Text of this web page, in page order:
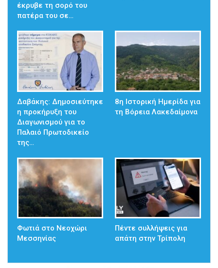
έκρυβε τη σορό του
πατέρα του σε…
Δαβάκης: Δημοσιεύτηκε
η προκήρυξη του
Διαγωνισμού για το
Παλαιό Πρωτοδικείο
της…
8η Ιστορική Ημερίδα για
τη Βόρεια Λακεδαίμονα
Φωτιά στο Νεοχώρι
Μεσσηνίας
Πέντε συλλήψεις για
απάτη στην Τρίπολη